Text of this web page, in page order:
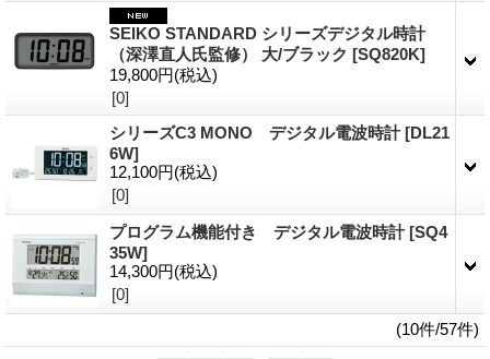
SEIKO STANDARD シリーズデジタル時計
（深澤直人氏監修） 大/ブラック [SQ820K]
19,800円(税込)
[0]
シリーズC3 MONO デジタル電波時計[DL21
6W]
12,100円(税込)
[0]
プログラム機能付き デジタル電波時計[SQ4
35W]
14,300円(税込)
[0]
(10件/57件)